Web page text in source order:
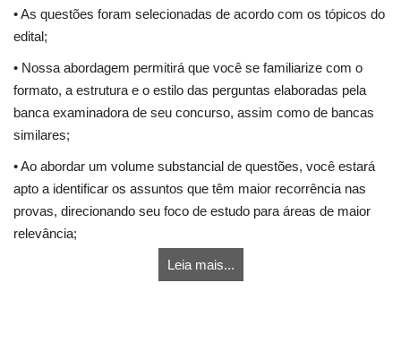
• As questões foram selecionadas de acordo com os tópicos do
edital;
• Nossa abordagem permitirá que você se familiarize com o
formato, a estrutura e o estilo das perguntas elaboradas pela
banca examinadora de seu concurso, assim como de bancas
similares;
• Ao abordar um volume substancial de questões, você estará
apto a identificar os assuntos que têm maior recorrência nas
provas, direcionando seu foco de estudo para áreas de maior
relevância;
Leia mais...